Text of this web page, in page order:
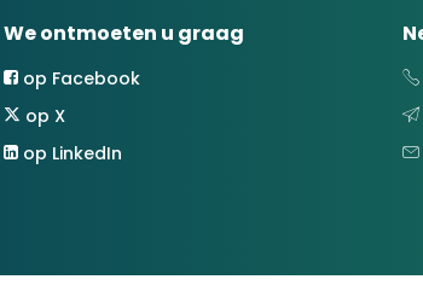
We ontmoeten u graag
op Facebook
op X
op LinkedIn